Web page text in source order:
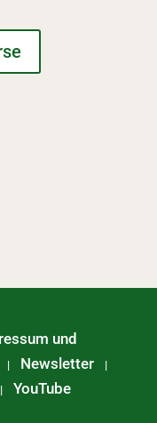
und
| Newsletter |
YouTube